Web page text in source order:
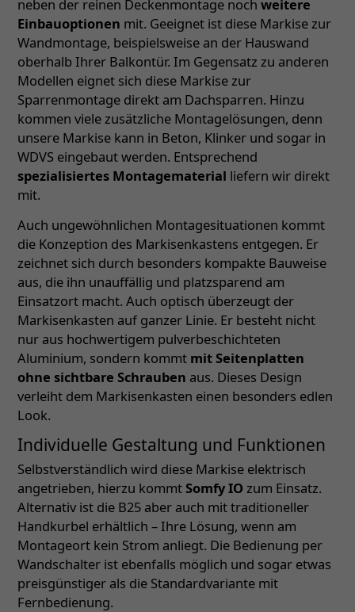
neben der reinen Deckenmontage noch weitere
Einbauoptionen mit. Geeignet ist diese Markise zur
Wandmontage, beispielsweise an der Hauswand
oberhalb Ihrer Balkontür. Im Gegensatz zu anderen
Modellen eignet sich diese Markise zur
Sparrenmontage direkt am Dachsparren. Hinzu
kommen viele zusätzliche Montagelösungen, denn
unsere Markise kann in Beton, Klinker und sogar in
WDVS eingebaut werden. Entsprechend
spezialisiertes Montagematerial liefern wir direkt
mit.
Auch ungewöhnlichen Montagesituationen kommt
die Konzeption des Markisenkastens entgegen. Er
zeichnet sich durch besonders kompakte Bauweise
aus, die ihn unauffällig und platzsparend am
Einsatzort macht. Auch optisch überzeugt der
Markisenkasten auf ganzer Linie. Er besteht nicht
nur aus hochwertigem pulverbeschichteten
Aluminium, sondern kommt mit Seitenplatten
ohne sichtbare Schrauben aus. Dieses Design
verleiht dem Markisenkasten einen besonders edlen
Look.
Individuelle Gestaltung und Funktionen
Selbstverständlich wird diese Markise elektrisch
angetrieben, hierzu kommtSomfy IO zum Einsatz.
Alternativ ist die B25 aber auch mit traditioneller
Handkurbel erhältlich – Ihre Lösung, wenn am
Montageort kein Strom anliegt. Die Bedienung per
Wandschalter ist ebenfalls möglich und sogar etwas
preisgünstiger als die Standardvariante mit
Fernbedienung.